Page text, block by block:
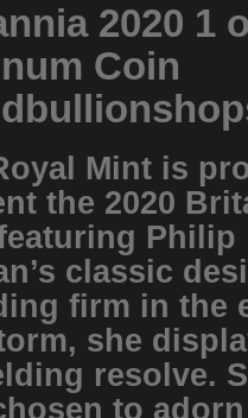
2020 1
Coin
Mint is
the 2020
Philip
classic
firm in the
she
resolve.
to